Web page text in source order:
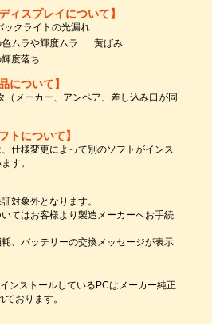
ィスプレイについて】
ックライトの光漏れ
ムラや輝度ムラ
黄ばみ
度落ち
について】
（メーカー、アンペア、差し込み口が同
トについて】
仕様変更によって別のソフトがインス
す。
対象外となります。
てはお客様より製造メーカーへお手続
、バッテリーの交換メッセージが表示
ンストールしているPCはメーカー純正
おります。